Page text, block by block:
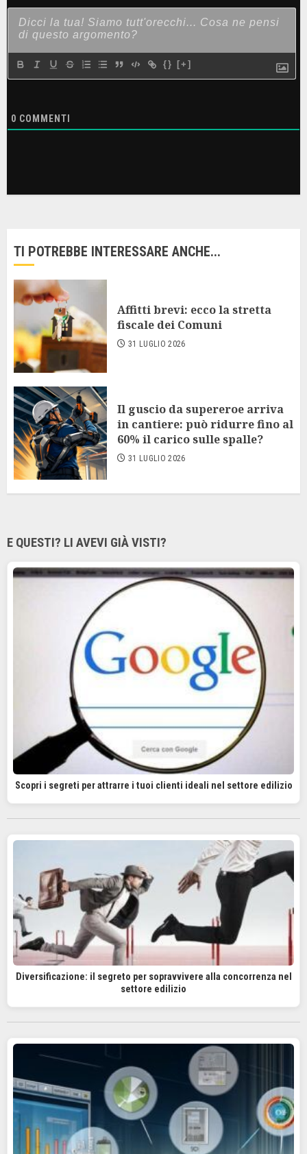
{} [+]
0 COMMENTI
TI POTREBBE INTERESSARE ANCHE...
Affitti brevi: ecco la stretta
fiscale dei Comuni
31 LUGLIO 2026
Il guscio da supereroe arriva
in cantiere: può ridurre fino al
60% il carico sulle spalle?
31 LUGLIO 2026
E QUESTI? LI AVEVI GIÀ VISTI?
Scopri i segreti per attrarre i tuoi clienti ideali nel settore edilizio
Diversificazione: il segreto per sopravvivere alla concorrenza nel
settore edilizio